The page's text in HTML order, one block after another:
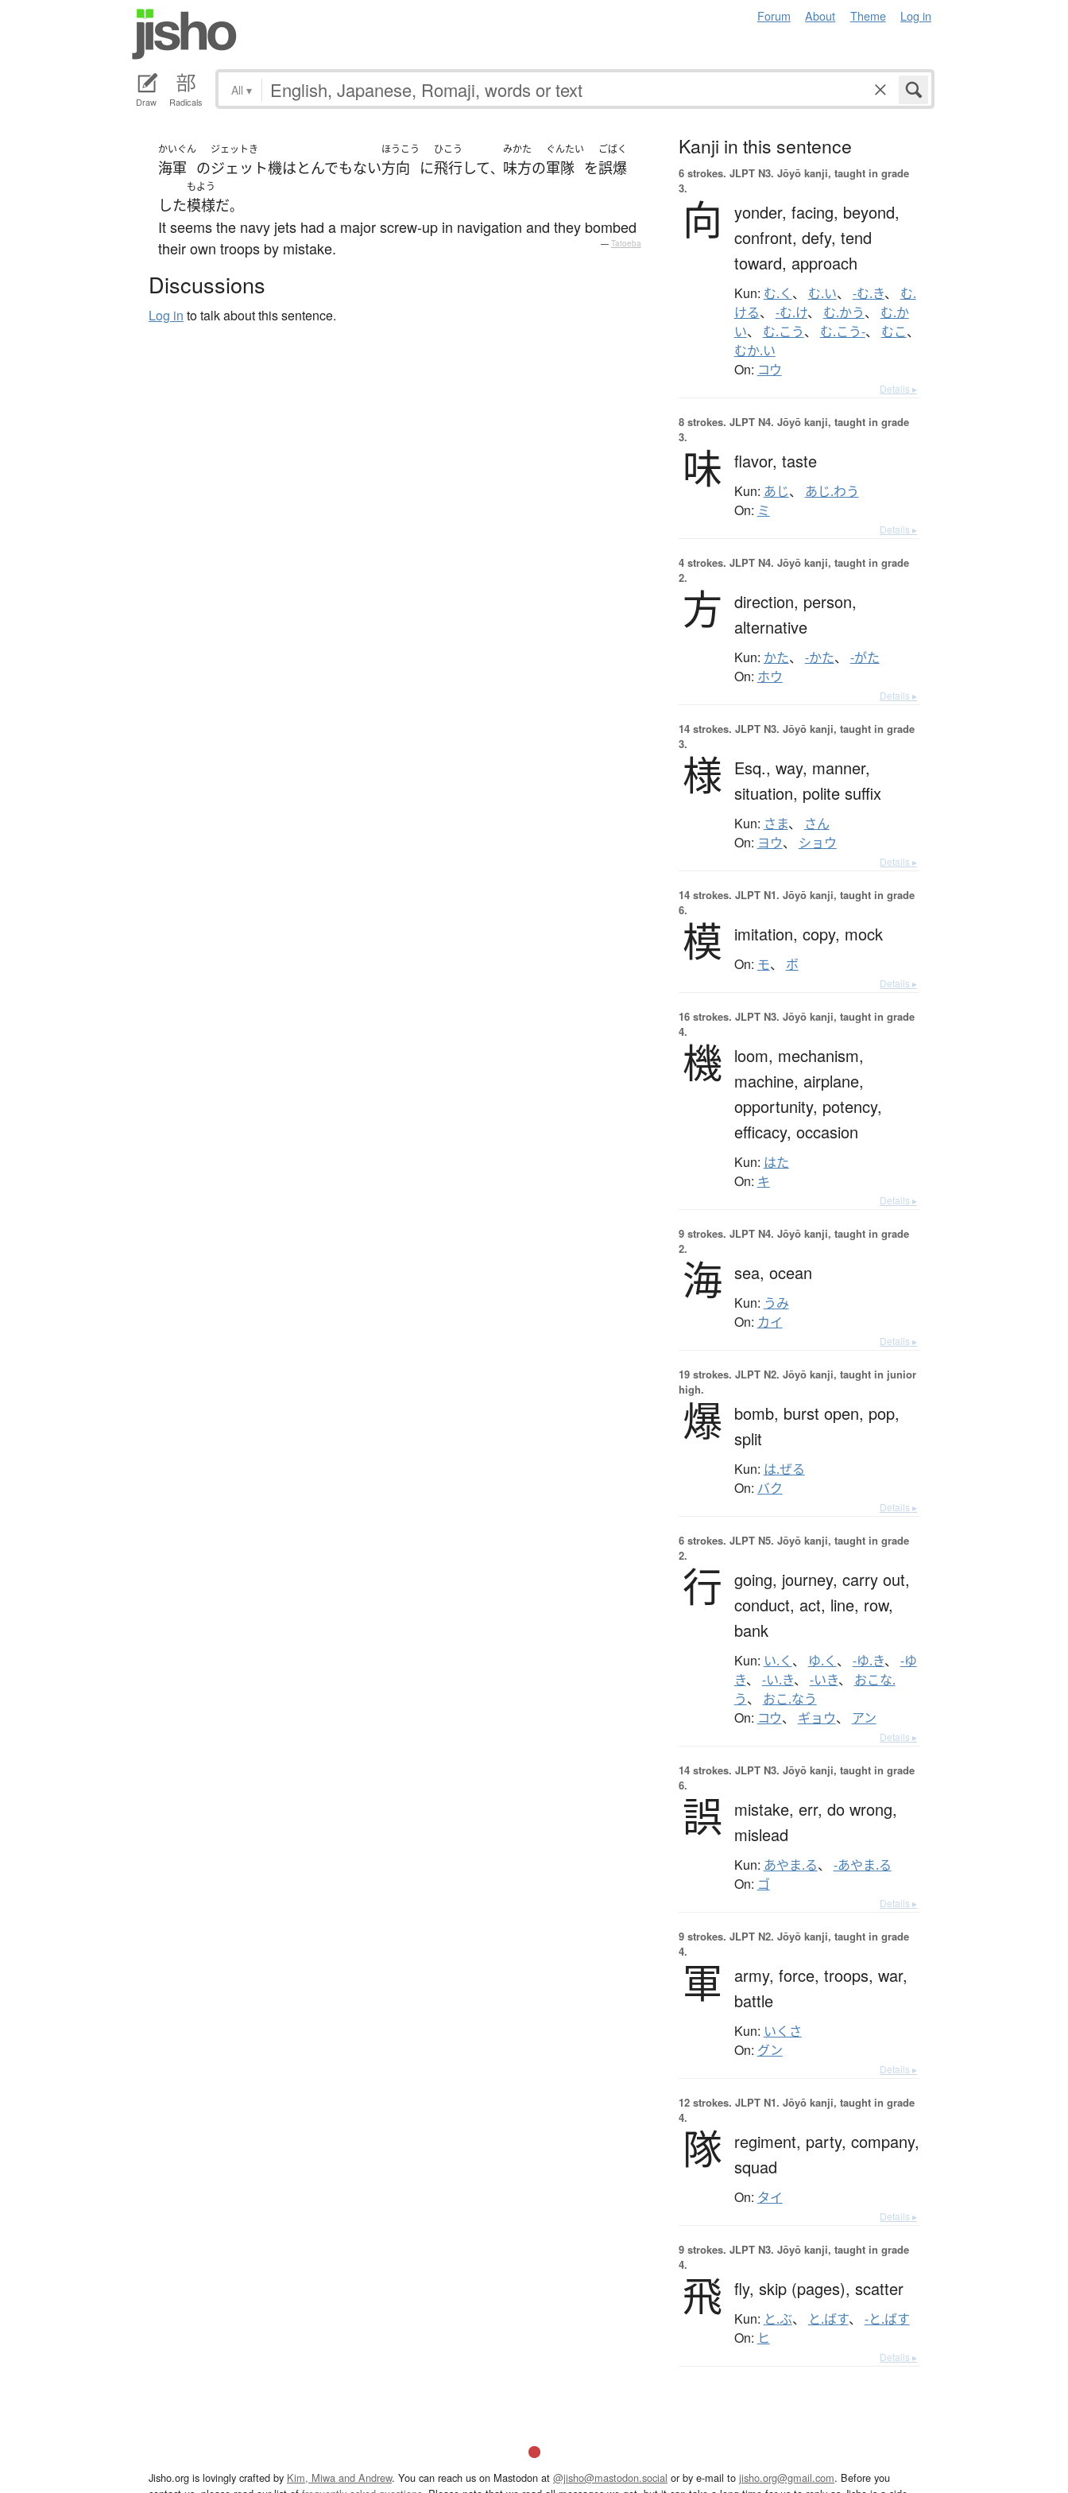
Forum About Theme Log in
Draw Radicals
All ▾
かいぐん
海軍 の
ジェットき
ジェット機はとんでもない
ほうこう
方向 に
ひこう
飛行して、
みかた
味方の
ぐんたい
軍隊 を
ごばく
誤爆
した
もよう
模様だ。
It seems the navy jets had a major screw-up in navigation and they bombed
their own troops by mistake.
— Tatoeba
Discussions
Log in to talk about this sentence.
Kanji in this sentence
6 strokes. JLPT N3. Jōyō kanji, taught in grade
3.
向 yonder, facing, beyond,
confront, defy, tend
toward, approach
Kun: む.く 、 む.い、 -む.き、 む.
ける、 -む.け、 む.かう、 む.か
い、 む.こう、 む.こう-、 むこ、
むか.い
On: コウ
Details ▸
8 strokes. JLPT N4. Jōyō kanji, taught in grade
3.
味 flavor, taste
Kun: あじ、 あじ.わう
On: ミ
Details ▸
4 strokes. JLPT N4. Jōyō kanji, taught in grade
2.
方 direction, person,
alternative
Kun: かた、 -かた、 -がた
On: ホウ
Details ▸
14 strokes. JLPT N3. Jōyō kanji, taught in grade
3.
様 Esq., way, manner,
situation, polite suffix
Kun: さま、 さん
On: ヨウ、 ショウ
Details ▸
14 strokes. JLPT N1. Jōyō kanji, taught in grade
6.
模 imitation, copy, mock
On: モ、 ボ
Details ▸
16 strokes. JLPT N3. Jōyō kanji, taught in grade
4.
機 loom, mechanism,
machine, airplane,
opportunity, potency,
efficacy, occasion
Kun: はた
On: キ
Details ▸
9 strokes. JLPT N4. Jōyō kanji, taught in grade
2.
海 sea, ocean
Kun: うみ
On: カイ
Details ▸
19 strokes. JLPT N2. Jōyō kanji, taught in junior
high.
爆 bomb, burst open, pop,
split
Kun: は.ぜる
On: バク
Details ▸
6 strokes. JLPT N5. Jōyō kanji, taught in grade
2.
行 going, journey, carry out,
conduct, act, line, row,
bank
Kun: い.く 、 ゆ.く 、 -ゆ.き、 -ゆ
き、 -い.き、 -いき、 おこな.
う、 おこ.なう
On: コウ、 ギョウ、 アン
Details ▸
14 strokes. JLPT N3. Jōyō kanji, taught in grade
6.
誤 mistake, err, do wrong,
mislead
Kun: あやま.る、 -あやま.る
On: ゴ
Details ▸
9 strokes. JLPT N2. Jōyō kanji, taught in grade
4.
軍 army, force, troops, war,
battle
Kun: いくさ
On: グン
Details ▸
12 strokes. JLPT N1. Jōyō kanji, taught in grade
4.
隊 regiment, party, company,
squad
On: タイ
Details ▸
9 strokes. JLPT N3. Jōyō kanji, taught in grade
4.
飛 fly, skip (pages), scatter
Kun: と.ぶ、 と.ばす、 -と.ばす
On: ヒ
Details ▸
Jisho.org is lovingly crafted by Kim, Miwa and Andrew. You can reach us on Mastodon at @jisho@mastodon.social or by e-mail to jisho.org@gmail.com. Before you